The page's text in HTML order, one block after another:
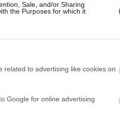
Sale, and/or Sharing
the Purposes for which it
related to advertising like cookies on
Google for online advertising